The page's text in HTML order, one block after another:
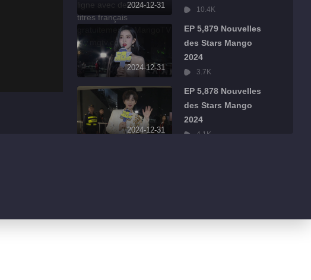
2024-12-31 10.4K
2024-12-31
EP 5,879 Nouvelles
des Stars Mango
2024
3.7K
2024-12-31
EP 5,878 Nouvelles
des Stars Mango
2024
4.1K